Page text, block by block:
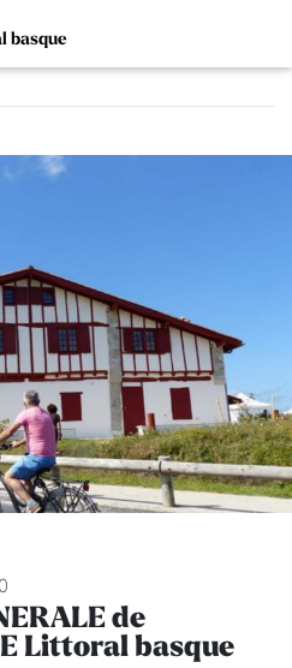
basque
de
Littoral basque